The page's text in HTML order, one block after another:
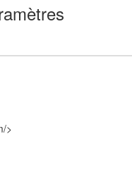
>